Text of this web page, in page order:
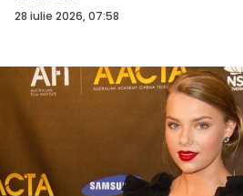
28 iulie 2026, 07:58